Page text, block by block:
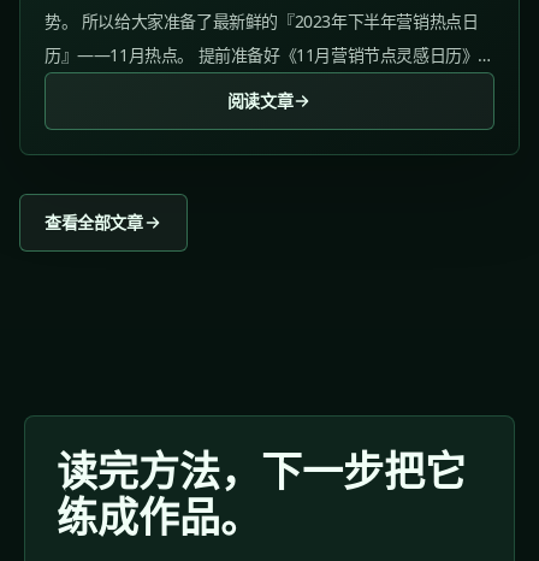
势。 所以给大家准备了最新鲜的『2023年下半年营销热点日
历』——11月热点。 提前准备好《11月营销节点灵感日历》让
活动选题提前占位！ 01、万圣节 活动时间：10月30日11月1
日 热点指数：★★★★★...
阅读文章
查看全部文章
读完方法，下一步把它
练成作品。